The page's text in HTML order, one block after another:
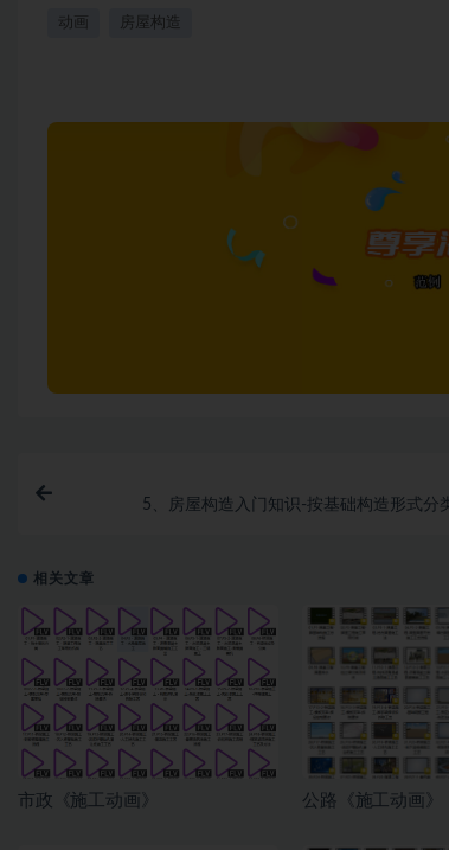
动画 房屋构造
5、房屋构造入门知识-按基础构造形式分
相关文章
市政《施工动画》 公路《施工动画》